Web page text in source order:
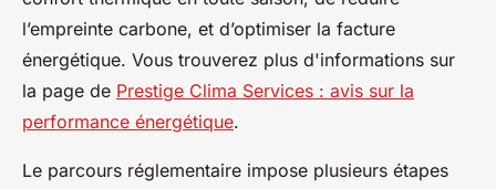
l’empreinte carbone, et d’optimiser la facture
énergétique. Vous trouverez plus d'informations sur
la page de Prestige Clima Services : avis sur la
performance énergétique.
Le parcours réglementaire impose plusieurs étapes